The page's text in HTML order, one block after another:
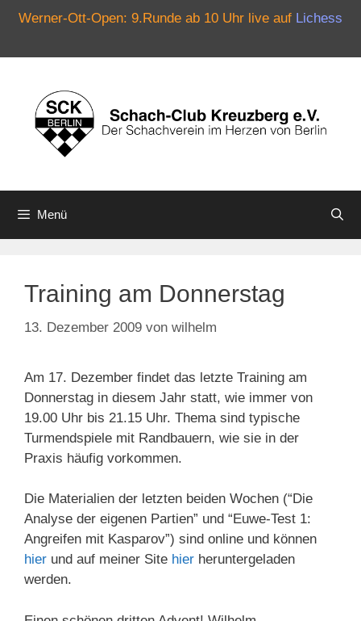
Werner-Ott-Open: 9.Runde ab 10 Uhr live auf Lichess
springen
Menü
Training am Donnerstag
13. Dezember 2009 von wilhelm
Am 17. Dezember findet das letzte Training am
Donnerstag in diesem Jahr statt, wie immer von
19.00 Uhr bis 21.15 Uhr. Thema sind typische
Turmendspiele mit Randbauern, wie sie in der
Praxis häufig vorkommen.
Die Materialien der letzten beiden Wochen (“Die
Analyse der eigenen Partien” und “Euwe-Test 1:
Angreifen mit Kasparov”) sind online und können
hier und auf meiner Site hier heruntergeladen
werden.